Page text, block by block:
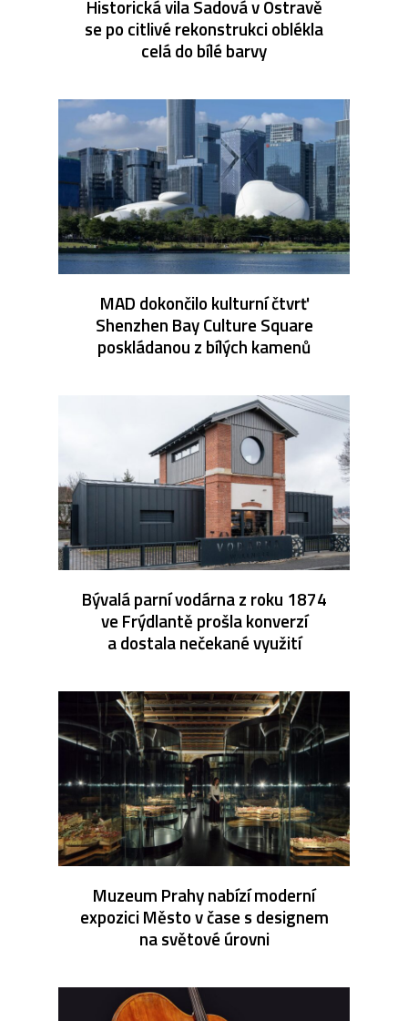
Historická vila Sadová v Ostravě
se po citlivé rekonstrukci oblékla
celá do bílé barvy
MAD dokončilo kulturní čtvrť
Shenzhen Bay Culture Square
poskládanou z bílých kamenů
Bývalá parní vodárna z roku 1874
ve Frýdlantě prošla konverzí
a dostala nečekané využití
Muzeum Prahy nabízí moderní
expozici Město v čase s designem
na světové úrovni